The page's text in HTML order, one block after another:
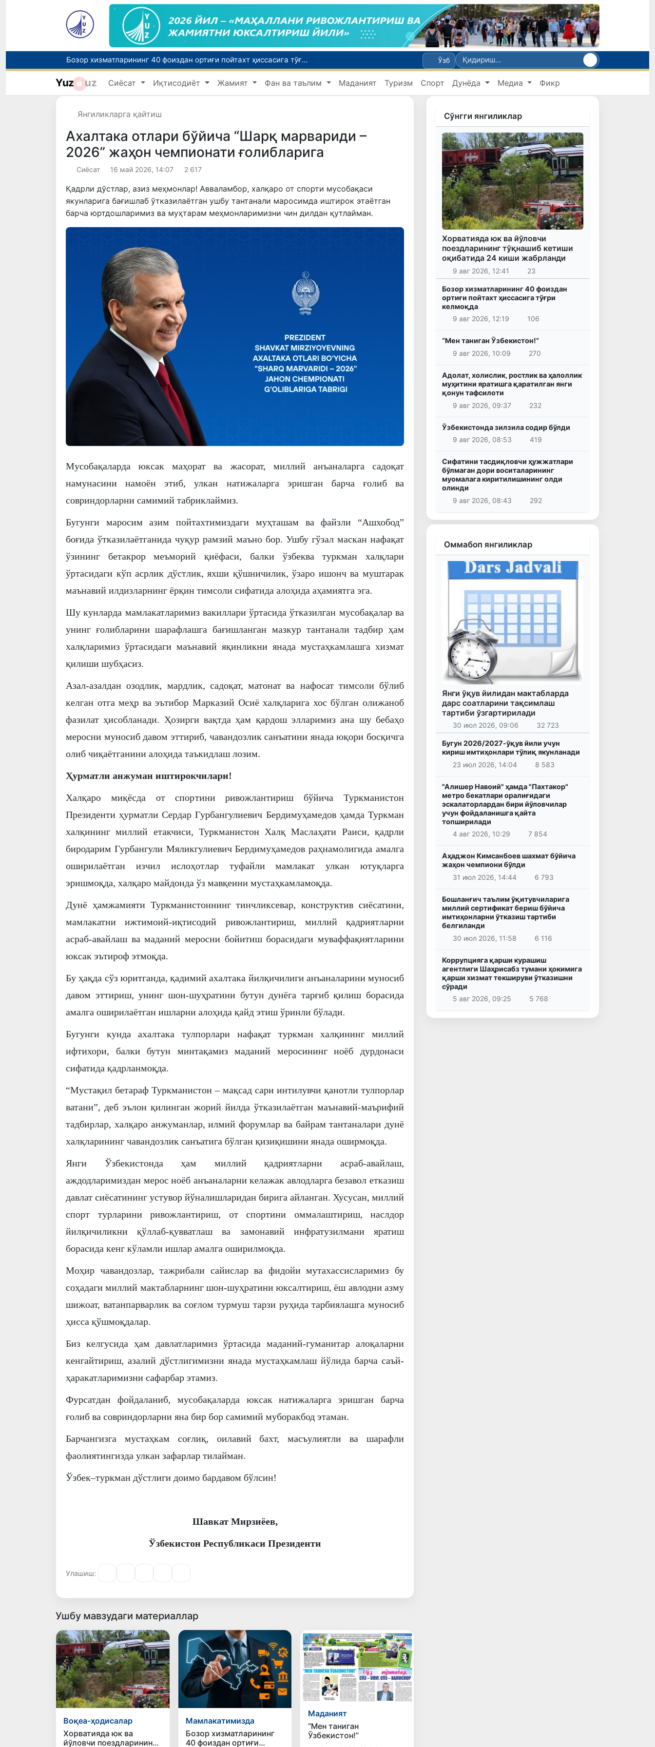
Бозор хизматларининг 40 фоиздан ортиғи пойтахт ҳиссасига тўғри келмоқда
“Мен таниган Ўзбекистон!”
Адолат, холислик, ростлик ва ҳалоллик муҳитини яратишга қаратилган янги қонун тафсилоти
Ўзбекистонда зилзила содир бўлди
Ўзб
Yuz uz Сиёсат Иқтисодиёт Жамият Фан ва таълим Маданият Туризм Спорт Дунёда Медиа Фикр
Янгиликларга қайтиш
Ахалтака отлари бўйича “Шарқ марвариди –
2026” жаҳон чемпионати ғолибларига
Сиёсат 16 май 2026, 14:07 2 617
Қадрли дўстлар, азиз меҳмонлар! Авваламбор, халқаро от спорти мусобақаси
якунларига бағишлаб ўтказилаётган ушбу тантанали маросимда иштирок этаётган
барча юртдошларимиз ва муҳтарам меҳмонларимизни чин дилдан қутлайман.
Мусобақаларда юксак маҳорат ва жасорат, миллий анъаналарга садоқат
намунасини намоён этиб, улкан натижаларга эришган барча ғолиб ва
совриндорларни самимий табриклаймиз.
Бугунги маросим азим пойтахтимиздаги муҳташам ва файзли “Ашхобод”
боғида ўтказилаётганида чуқур рамзий маъно бор. Ушбу гўзал маскан нафақат
ўзининг бетакрор меъморий қиёфаси, балки ўзбеква туркман халқлари
ўртасидаги кўп асрлик дўстлик, яхши қўшничилик, ўзаро ишонч ва муштарак
маънавий илдизларнинг ёрқин тимсоли сифатида алоҳида аҳамиятга эга.
Шу кунларда мамлакатларимиз вакиллари ўртасида ўтказилган мусобақалар ва
унинг ғолибларини шарафлашга бағишланган мазкур тантанали тадбир ҳам
халқларимиз ўртасидаги маънавий яқинликни янада мустаҳкамлашга хизмат
қилиши шубҳасиз.
Азал-азалдан озодлик, мардлик, садоқат, матонат ва нафосат тимсоли бўлиб
келган отга меҳр ва эътибор Марказий Осиё халқларига хос бўлган олижаноб
фазилат ҳисобланади. Ҳозирги вақтда ҳам қардош элларимиз ана шу бебаҳо
меросни муносиб давом эттириб, чавандозлик санъатини янада юқори босқичга
олиб чиқаётганини алоҳида таъкидлаш лозим.
Ҳурматли анжуман иштирокчилари!
Халқаро миқёсда от спортини ривожлантириш бўйича Туркманистон
Президенти ҳурматли Сердар Гурбангулиевич Бердимуҳамедов ҳамда Туркман
халқининг миллий етакчиси, Туркманистон Халқ Маслаҳати Раиси, қадрли
биродарим Гурбангули Мяликгулиевич Бердимуҳамедов раҳнамолигида амалга
оширилаётган изчил ислоҳотлар туфайли мамлакат улкан ютуқларга
эришмоқда, халқаро майдонда ўз мавқеини мустаҳкамламоқда.
Дунё ҳамжамияти Туркманистоннинг тинчликсевар, конструктив сиёсатини,
мамлакатни ижтимоий-иқтисодий ривожлантириш, миллий қадриятларни
асраб-авайлаш ва маданий меросни бойитиш борасидаги муваффақиятларини
юксак эътироф этмоқда.
Бу ҳақда сўз юритганда, қадимий ахалтака йилқичилиги анъаналарини муносиб
давом эттириш, унинг шон-шуҳратини бутун дунёга тарғиб қилиш борасида
амалга оширилаётган ишларни алоҳида қайд этиш ўринли бўлади.
Бугунги кунда ахалтака тулпорлари нафақат туркман халқининг миллий
ифтихори, балки бутун минтақамиз маданий меросининг ноёб дурдонаси
сифатида қадрланмоқда.
“Мустақил бетараф Туркманистон – мақсад сари интилувчи қанотли тулпорлар
ватани”, деб эълон қилинган жорий йилда ўтказилаётган маънавий-маърифий
тадбирлар, халқаро анжуманлар, илмий форумлар ва байрам тантаналари дунё
халқларининг чавандозлик санъатига бўлган қизиқишини янада оширмоқда.
Янги Ўзбекистонда ҳам миллий қадриятларни асраб-авайлаш,
аждодларимиздан мерос ноёб анъаналарни келажак авлодларга безавол етказиш
давлат сиёсатининг устувор йўналишларидан бирига айланган. Хусусан, миллий
спорт турларини ривожлантириш, от спортини оммалаштириш, наслдор
йилқичиликни қўллаб-қувватлаш ва замонавий инфратузилмани яратиш
борасида кенг кўламли ишлар амалга оширилмоқда.
Моҳир чавандозлар, тажрибали сайислар ва фидойи мутахассисларимиз бу
соҳадаги миллий мактабларнинг шон-шуҳратини юксалтириш, ёш авлодни азму
шижоат, ватанпарварлик ва соғлом турмуш тарзи руҳида тарбиялашга муносиб
ҳисса қўшмоқдалар.
Биз келгусида ҳам давлатларимиз ўртасида маданий-гуманитар алоқаларни
кенгайтириш, азалий дўстлигимизни янада мустаҳкамлаш йўлида барча саъй-
ҳаракатларимизни сафарбар этамиз.
Фурсатдан фойдаланиб, мусобақаларда юксак натижаларга эришган барча
ғолиб ва совриндорларни яна бир бор самимий муборакбод этаман.
Барчангизга мустаҳкам соғлиқ, оилавий бахт, масъулиятли ва шарафли
фаолиятингизда улкан зафарлар тилайман.
Ўзбек–туркман дўстлиги доимо бардавом бўлсин!
Шавкат Мирзиёев,
Ўзбекистон Республикаси Президенти
Улашиш:
Ушбу мавзудаги материаллар
Воқеа-ҳодисалар
Хорватияда юк ва
йўловчи поездларининг
Мамлакатимизда
Бозор хизматларининг
40 фоиздан ортиғи
Маданият
“Мен таниган
Ўзбекистон!”
Сўнгги янгиликлар
Хорватияда юк ва йўловчи
поездларининг тўқнашиб кетиши
оқибатида 24 киши жабрланди
9 авг 2026, 12:41 23
Бозор хизматларининг 40 фоиздан
ортиғи пойтахт ҳиссасига тўғри
келмоқда
9 авг 2026, 12:19
106
“Мен таниган Ўзбекистон!”
9 авг 2026, 10:09
270
Адолат, холислик, ростлик ва ҳалоллик
муҳитини яратишга қаратилган янги
қонун тафсилоти
9 авг 2026, 09:37
232
Ўзбекистонда зилзила содир бўлди
9 авг 2026, 08:53
419
Сифатини тасдиқловчи ҳужжатлари
бўлмаган дори воситаларининг
муомалага киритилишининг олди
олинди
9 авг 2026, 08:43
292
Оммабоп янгиликлар
Янги ўқув йилидан мактабларда
дарс соатларини тақсимлаш
тартиби ўзгартирилади
30 июл 2026, 09:06 32 723
Бугун 2026/2027-ўқув йили учун
кириш имтиҳонлари тўлиқ якунланади
23 июл 2026, 14:04
8 583
"Алишер Навоий" ҳамда "Пахтакор"
метро бекатлари оралиғидаги
эскалаторлардан бири йўловчилар
учун фойдаланишга қайта
топширилади
4 авг 2026, 10:29
7 854
Аҳаджон Кимсанбоев шахмат бўйича
жаҳон чемпиони бўлди
31 июл 2026, 14:44
6 793
Бошланғич таълим ўқитувчиларига
миллий сертификат бериш бўйича
имтиҳонларни ўтказиш тартиби
белгиланди
30 июл 2026, 11:58
6 116
Коррупцияга қарши курашиш
агентлиги Шаҳрисабз тумани ҳокимига
қарши хизмат текшируви ўтказишни
сўради
5 авг 2026, 09:25
5 768